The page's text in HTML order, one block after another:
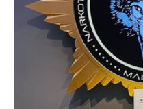
28.06.2024